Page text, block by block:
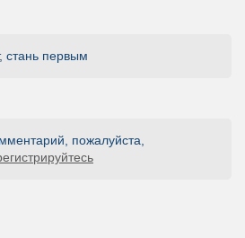
стань первым
пожалуйста,